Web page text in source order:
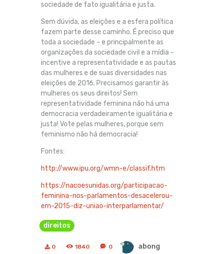
sociedade de fato igualitária e justa.
Sem dúvida, as eleições e a esfera política
fazem parte desse caminho. É preciso que
toda a sociedade – e principalmente as
organizações da sociedade civil e a mídia –
incentive a representatividade e as pautas
das mulheres e de suas diversidades nas
eleições de 2016. Precisamos garantir às
mulheres os seus direitos! Sem
representatividade feminina não há uma
democracia verdadeiramente igualitária e
justa! Vote pelas mulheres, porque sem
feminismo não há democracia!
Fontes:
http://www.ipu.org/wmn-e/classif.htm
https://nacoesunidas.org/participacao-
feminina-nos-parlamentos-desacelerou-
em-2015-diz-uniao-interparlamentar/
direitos
0 1840 0 abong